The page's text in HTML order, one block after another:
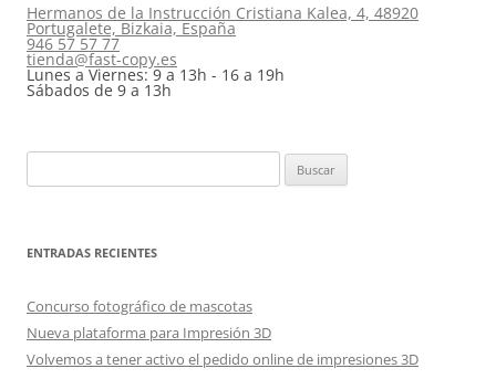
Hermanos de la Instrucción Cristiana Kalea, 4, 48920
Portugalete, Bizkaia, España
946 57 57 77
tienda@fast-copy.es
Lunes a Viernes: 9 a 13h - 16 a 19h
Sábados de 9 a 13h
ENTRADAS RECIENTES
Concurso fotográfico de mascotas
Nueva plataforma para Impresión 3D
Volvemos a tener activo el pedido online de impresiones 3D